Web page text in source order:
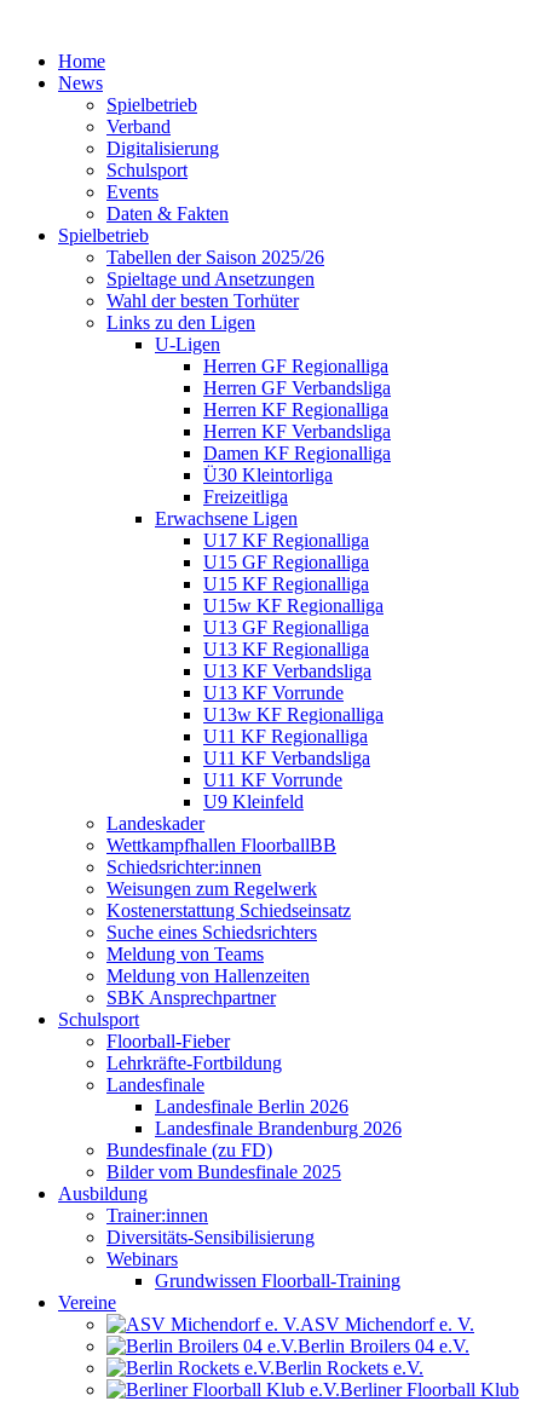
Home
News
Spielbetrieb
Verband
Digitalisierung
Schulsport
Events
Daten & Fakten
Spielbetrieb
Tabellen der Saison 2025/26
Spieltage und Ansetzungen
Wahl der besten Torhüter
Links zu den Ligen
U-Ligen
Herren GF Regionalliga
Herren GF Verbandsliga
Herren KF Regionalliga
Herren KF Verbandsliga
Damen KF Regionalliga
Ü30 Kleintorliga
Freizeitliga
Erwachsene Ligen
U17 KF Regionalliga
U15 GF Regionalliga
U15 KF Regionalliga
U15w KF Regionalliga
U13 GF Regionalliga
U13 KF Regionalliga
U13 KF Verbandsliga
U13 KF Vorrunde
U13w KF Regionalliga
U11 KF Regionalliga
U11 KF Verbandsliga
U11 KF Vorrunde
U9 Kleinfeld
Landeskader
Wettkampfhallen FloorballBB
Schiedsrichter:innen
Weisungen zum Regelwerk
Kostenerstattung Schiedseinsatz
Suche eines Schiedsrichters
Meldung von Teams
Meldung von Hallenzeiten
SBK Ansprechpartner
Schulsport
Floorball-Fieber
Lehrkräfte-Fortbildung
Landesfinale
Landesfinale Berlin 2026
Landesfinale Brandenburg 2026
Bundesfinale (zu FD)
Bilder vom Bundesfinale 2025
Ausbildung
Trainer:innen
Diversitäts-Sensibilisierung
Webinars
Grundwissen Floorball-Training
Vereine
ASV Michendorf e. V.
Berlin Broilers 04 e.V.
Berlin Rockets e.V.
Berliner Floorball Klub